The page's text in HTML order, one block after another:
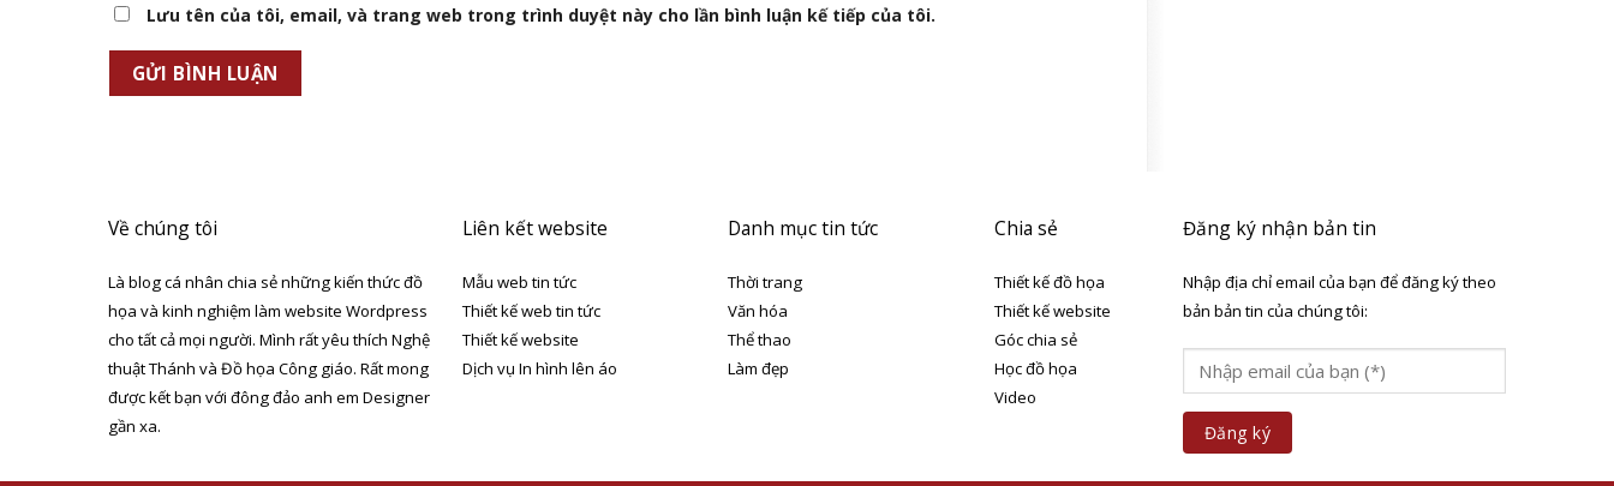
Lưu tên của tôi, email, và trang web trong trình duyệt này cho lần bình luận kế tiếp của tôi.
Về chúng tôi
Là blog cá nhân chia sẻ những kiến thức đồ
họa và kinh nghiệm làm website Wordpress
cho tất cả mọi người. Mình rất yêu thích Nghệ
thuật Thánh và Đồ họa Công giáo. Rất mong
được kết bạn với đông đảo anh em Designer
gần xa.
Liên kết website
Mẫu web tin tức
Thiết kế web tin tức
Thiết kế website
Dịch vụ In hình lên áo
Danh mục tin tức
Thời trang
Văn hóa
Thể thao
Làm đẹp
Chia sẻ
Thiết kế đồ họa
Thiết kế website
Góc chia sẻ
Học đồ họa
Video
Đăng ký nhận bản tin
Nhập địa chỉ email của bạn để đăng ký theo
bản bản tin của chúng tôi: